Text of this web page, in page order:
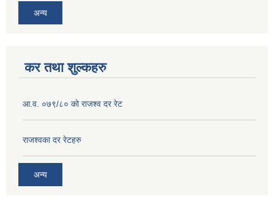
अन्य
कर तथा शुल्कहरु
आ.व. ०७९/८० को राजश्व दर रेट
राजश्‍वका दर रेटहरु
अन्य